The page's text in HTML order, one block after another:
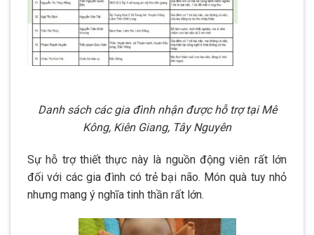
Danh sách các gia đình nhận được hỗ trợ tại Mê
Kông, Kiên Giang, Tây Nguyên
Sự hỗ trợ thiết thực này là nguồn động viên rất lớn
đối với các gia đình có trẻ bại não. Món quà tuy nhỏ
nhưng mang ý nghĩa tinh thần rất lớn.